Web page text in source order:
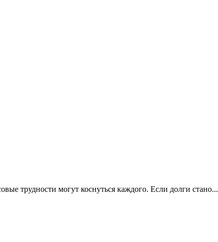
трудности могут коснуться каждого. Если долги стано...